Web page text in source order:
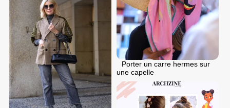
Porter un carre hermes sur
une capelle